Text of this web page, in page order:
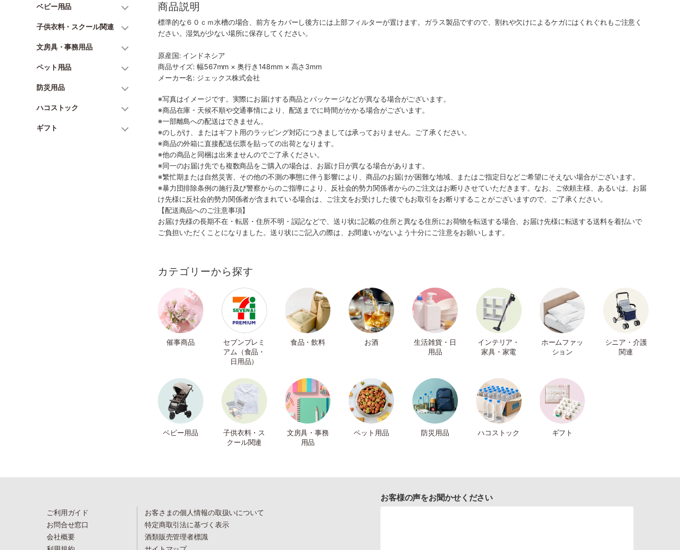
ベビー用品
子供衣料・スクール関連
文房具・事務用品
ペット用品
防災用品
ハコストック
ギフト
商品説明
標準的な６０ｃｍ水槽の場合、前方をカバーし後方には上部フィルターが置けます。ガラス製品ですので、割れや欠けによるケガにはくれぐれもご注意く
ださい。湿気が少ない場所に保存してください。
原産国: インドネシア
商品サイズ: 幅567mm × 奥行き148mm × 高さ3mm
メーカー名: ジェックス株式会社
※写真はイメージです。実際にお届けする商品とパッケージなどが異なる場合がございます。
※商品在庫・天候不順や交通事情により、配送までに時間がかかる場合がございます。
※一部離島への配送はできません。
※のしがけ、またはギフト用のラッピング対応につきましては承っておりません。ご了承ください。
※商品の外箱に直接配送伝票を貼っての出荷となります。
※他の商品と同梱は出来ませんのでご了承ください。
※同一のお届け先でも複数商品をご購入の場合は、お届け日が異なる場合があります。
※繁忙期または自然災害、その他の不測の事態に伴う影響により、商品のお届けが困難な地域、またはご指定日などご希望にそえない場合がございます。
※暴力団排除条例の施行及び警察からのご指導により、反社会的勢力関係者からのご注文はお断りさせていただきます。なお、ご依頼主様、あるいは、お届
け先様に反社会的勢力関係者が含まれている場合は、ご注文をお受けした後でもお取引をお断りすることがございますので、ご了承ください。
【配送商品へのご注意事項】
お届け先様の長期不在・転居・住所不明・誤記などで、送り状に記載の住所と異なる住所にお荷物を転送する場合、お届け先様に転送する送料を着払いで
ご負担いただくことになりました。送り状にご記入の際は、お間違いがないよう十分にご注意をお願いします。
カテゴリーから探す
催事商品
セブンプレミ
アム（食品・
日用品）
食品・飲料 お酒
生活雑貨・日
用品
インテリア・
家具・家電
ホームファッ
ション
シニア・介護
関連
ベビー用品
子供衣料・ス
クール関連
文房具・事務
用品
ペット用品 防災用品 ハコストック ギフト
ご利用ガイド
お問合せ窓口
会社概要
お客さまの個人情報の取扱いについて
特定商取引法に基づく表示
酒類販売管理者標識
お客様の声をお聞かせください